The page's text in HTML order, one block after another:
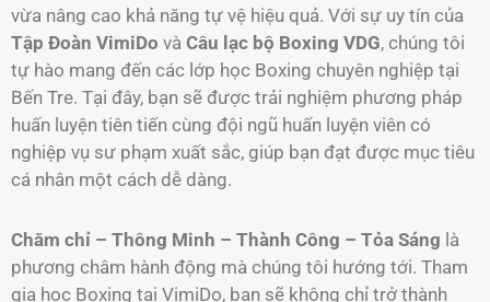
vừa nâng cao khả năng tự vệ hiệu quả. Với sự uy tín của
Tập Đoàn VimiDo và Câu lạc bộ Boxing VDG, chúng tôi
tự hào mang đến các lớp học Boxing chuyên nghiệp tại
Bến Tre. Tại đây, bạn sẽ được trải nghiệm phương pháp
huấn luyện tiên tiến cùng đội ngũ huấn luyện viên có
nghiệp vụ sư phạm xuất sắc, giúp bạn đạt được mục tiêu
cá nhân một cách dễ dàng.
Chăm chỉ – Thông Minh – Thành Công – Tỏa Sáng là
phương châm hành động mà chúng tôi hướng tới. Tham
gia học Boxing tại VimiDo, bạn sẽ không chỉ trở thành